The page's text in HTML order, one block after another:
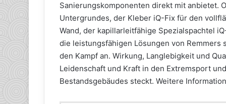
Sanierungskomponenten direkt mit anbietet.
Untergrundes, der Kleber iQ-Fix für den
Wand, der kapillarleitfähige Spezialspachtel
die leistungsfähigen Lösungen von Remmers
den Kampf an. Wirkung, Langlebigkeit und
Leidenschaft und Kraft in den Extremsport
Bestandsgebäudes steckt. Weitere